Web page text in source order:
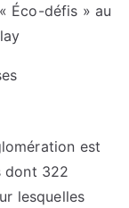
Éco-défis » au
est
dont 322
lesquelles